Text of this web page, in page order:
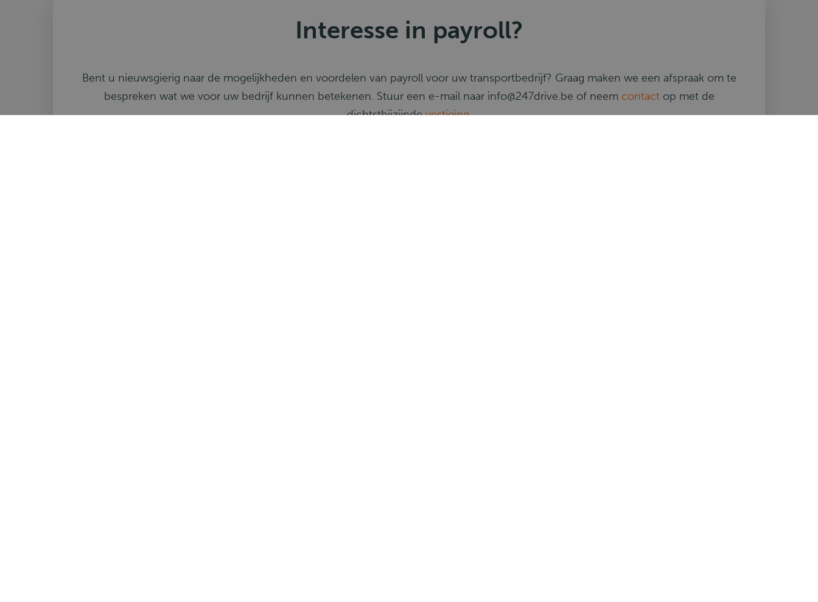
Interesse in payroll?
Bent u nieuwsgierig naar de mogelijkheden en voordelen van payroll voor uw transportbedrijf? Graag maken we een afspraak om te
bespreken wat we voor uw bedrijf kunnen betekenen. Stuur een e-mail naar info@247drive.be of neem contactop met de
dichtstbijzijndevestiging.